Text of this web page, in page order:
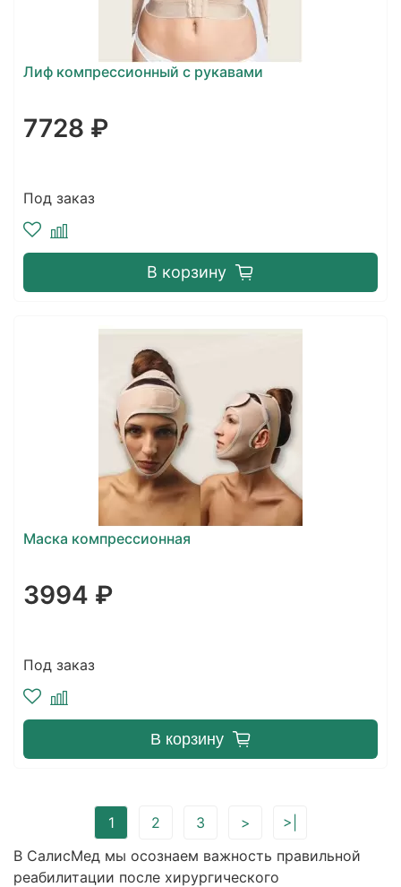
Лиф компрессионный с рукавами
7728 ₽
Под заказ
В корзину
Маска компрессионная
3994 ₽
Под заказ
В корзину
1 2 3 >
>|
В СалисМед мы осознаем важность правильной
реабилитации после хирургического